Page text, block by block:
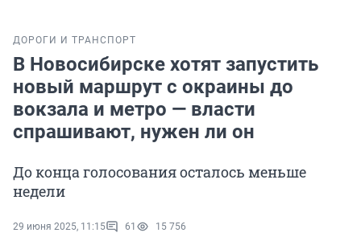
ДОРОГИ И ТРАНСПОРТ
В Новосибирске хотят запустить
новый маршрут с окраины до
вокзала и метро — власти
спрашивают, нужен ли он
До конца голосования осталось меньше
недели
29 июня 2025, 11:15 61 15 756